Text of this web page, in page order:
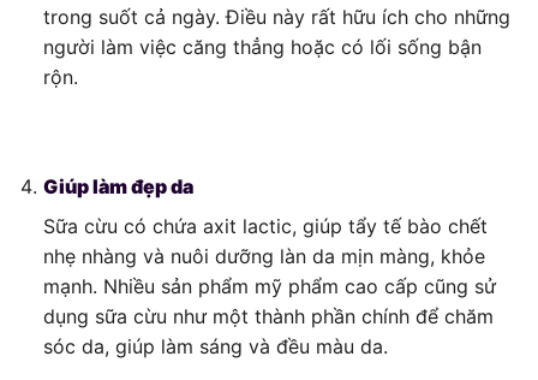
trong suốt cả ngày. Điều này rất hữu ích cho những
người làm việc căng thẳng hoặc có lối sống bận
rộn.
Giúp làm đẹp da
Sữa cừu có chứa axit lactic, giúp tẩy tế bào chết
nhẹ nhàng và nuôi dưỡng làn da mịn màng, khỏe
mạnh. Nhiều sản phẩm mỹ phẩm cao cấp cũng sử
dụng sữa cừu như một thành phần chính để chăm
sóc da, giúp làm sáng và đều màu da.